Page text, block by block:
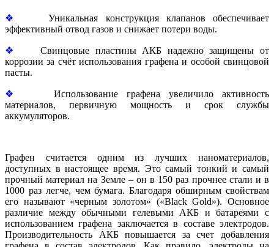
❖Уникальная конструкция клапанов обеспечивает
эффективный отвод газов и снижает потери воды.
❖
Свинцовые пластины АКБ надежно защищены от
коррозии за счёт использования графена и особой свинцовой
пасты.
❖ Использование графена увеличило активность
материалов, первичную мощность и срок службы
аккумуляторов.
Графен считается одним из лучших наноматериалов,
доступных в настоящее время. Это самый тонкий и самый
прочный материал на Земле – он в 150 раз прочнее стали и в
1000 раз легче, чем бумага. Благодаря обширным свойствам
его называют «черным золотом» («Black Gold»). Основное
различие между обычными гелевыми АКБ и батареями с
использованием графена заключается в составе электродов.
Производительность АКБ повышается за счет добавления